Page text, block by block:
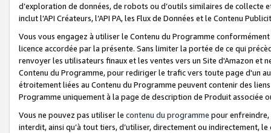
d’exploration de données, de robots ou d’outils similaires de
inclut l’API Créateurs, l’API PA, les Flux de Données et le Contenu
Vous vous engagez à utiliser le Contenu du Programme
licence accordée par la présente. Sans limiter la portée de ce qui
renvoyer les utilisateurs finaux et les ventes vers un Site d'Amazon et
Contenu du Programme, pour rediriger le trafic vers toute page d'un
étroitement liées au Contenu du Programme peuvent contenir des
Programme uniquement à la page de description de Produit associée
Vous ne pouvez pas utiliser le contenu du programme pour
interdit, ainsi qu’à tout tiers, d’utiliser, directement ou indirectement,